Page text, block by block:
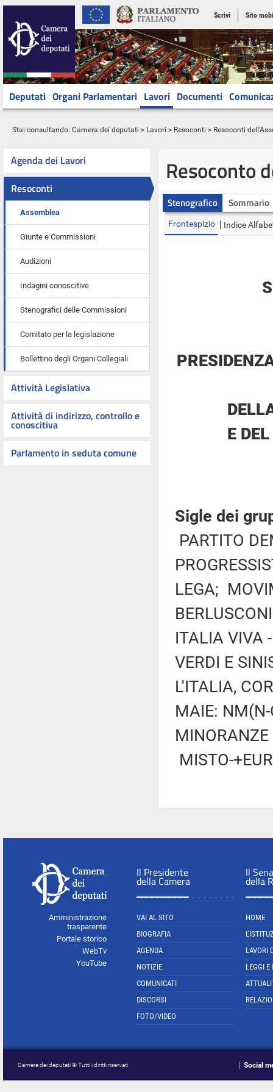
Scrivi Sito
Deputati Organi Parlamentari Lavori Documenti
Stai consultando: Camera dei deputati > Lavori > Resoconti > Resoconti
Agenda dei Lavori
Resoconti
Assemblea
Giunte e Commissioni
Audizioni
Indagini conoscitive
Stenografici delle Commissioni
Comitato per la legislazione
Bollettino degli Organi Collegiali
Attività Legislativa
Attività di indirizzo, controllo e
conoscitiva
Parlamento in seduta comune
Resoconto
Stenografico Sommario
Frontespizio Indice
E
Sigle dei
PARTITO
LEGA;
ITALIA VIVA
VERDI E
L'ITALIA,
MAIE:
MISTO-
Amministrazione
trasparente
Portale storico
WebTv
YouTube
Il Presidente
della Camera
VAI AL SITO
BIOGRAFIA
AGENDA
NOTIZIE
COMUNICATI
DISCORSI
FOTO/VIDEO
Il
della
HOME
LAVORI
LEGGI E
Camera dei deputati © Tutti i diritti riservati Social